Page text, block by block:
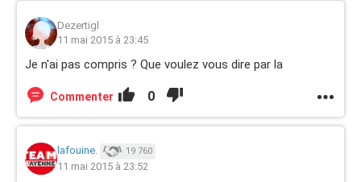
Dezertigl
11 mai 2015 à 23:45
Je n'ai pas compris ? Que voulez vous dire par la
Commenter 0
lafouine. 19 760
11 mai 2015 à 23:52